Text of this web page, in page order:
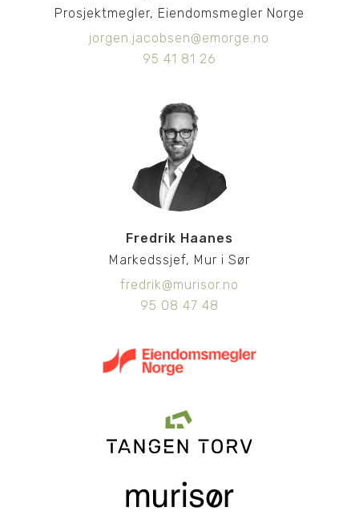
Prosjektmegler, Eiendomsmegler Norge
jorgen.jacobsen@emorge.no
95 41 81 26
Fredrik Haanes
Markedssjef, Mur i Sør
fredrik@murisor.no
95 08 47 48